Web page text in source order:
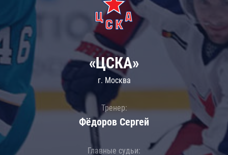
«ЦСКА»
г. Москва
Тренер:
Фёдоров Сергей
Главные судьи: